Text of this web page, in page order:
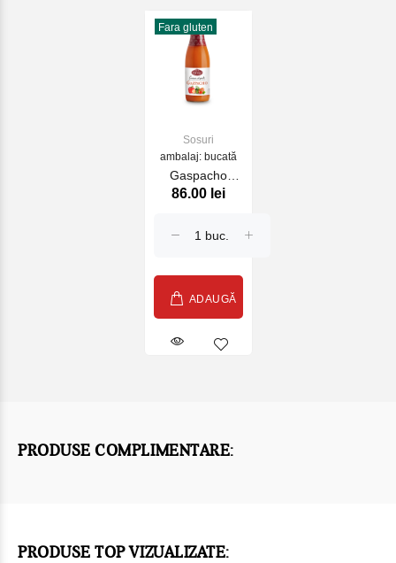
Fara gluten
Sosuri
ambalaj: bucată
Gaspacho
Ferrer original
86.00 lei
ADAUGĂ
PRODUSE COMPLIMENTARE:
PRODUSE TOP VIZUALIZATE: